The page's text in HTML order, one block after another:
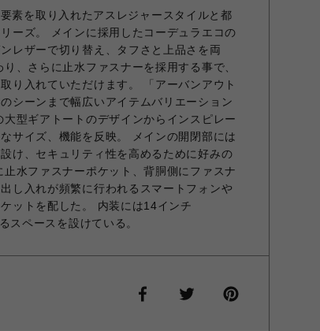
素を取り入れたアスレジャースタイルと都
ーズ。 メインに採用したコーデュラエコの
レザーで切り替え、タフさと上品さを両
、さらに止水ファスナーを採用する事で、
り入れていただけます。 「アーバンアウト
シーンまで幅広いアイテムバリエーション
型ギアトートのデザインからインスピレー
サイズ、機能を反映。 メインの開閉部には
け、セキュリティ性を高めるために好みの
水ファスナーポケット、背胴側にファスナ
し入れが頻繁に行われるスマートフォンや
ットを配した。 内装には14インチ
スペースを設けている。